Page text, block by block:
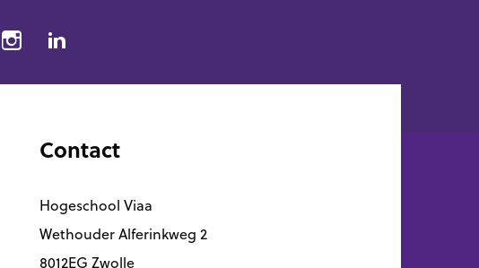
Contact
Hogeschool Viaa
Wethouder Alferinkweg 2
8012EG Zwolle